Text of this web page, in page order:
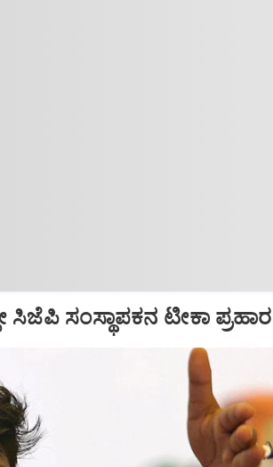
ಸಿಜೆಪಿ ಸಂಸ್ಥಾಪಕನ ಟೀಕಾ ಪ್ರಹಾರ